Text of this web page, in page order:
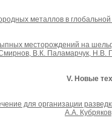
металлов в
месторождений на
В.К. Паламарчук, Н.В.
V. Новые
для организации
А.А.